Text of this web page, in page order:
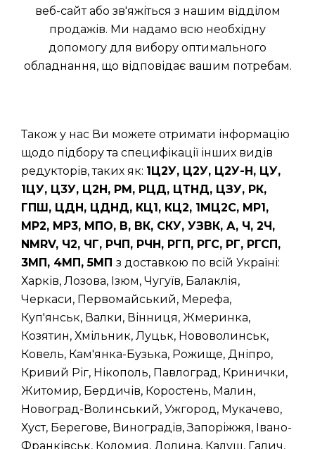
веб-сайт або зв'яжіться з нашим відділом
продажів. Ми надамо всю необхідну
допомогу для вибору оптимального
обладнання, що відповідає вашим потребам.
Також у нас Ви можете отримати інформацію
щодо підбору та специфікації інших видів
редукторів, таких як: 1Ц2У, Ц2У, Ц2У-Н, ЦУ,
1ЦУ, Ц3У, Ц2Н, РМ, РЦД, ЦТНД, ЦЗУ, РК,
ГПШ, ЦДН, ЦДНД, КЦ1, КЦ2, 1МЦ2С, МР1,
МР2, МР3, МПО, В, ВК, СКУ, УЗВК, А, Ч, 2Ч,
NMRV, Ч2, ЧГ, РЧП, РЧН, РГП, РГС, РГ, РГСП,
3МП, 4МП, 5МП з доставкою по всій Україні:
Харків, Лозова, Ізюм, Чугуїв, Балаклія,
Черкаси, Первомайський, Мерефа,
Куп'янськ, Валки, Вінниця, Жмеринка,
Козятин, Хмільник, Луцьк, Нововолинськ,
Ковель, Кам'янка-Бузька, Рожище, Дніпро,
Кривий Ріг, Нікополь, Павлоград, Кринички,
Житомир, Бердичів, Коростень, Малин,
Новоград-Волинський, Ужгород, Мукачево,
Хуст, Берегове, Виноградів, Запоріжжя, Івано-
Франківськ, Коломия, Долина, Калуш, Галич,